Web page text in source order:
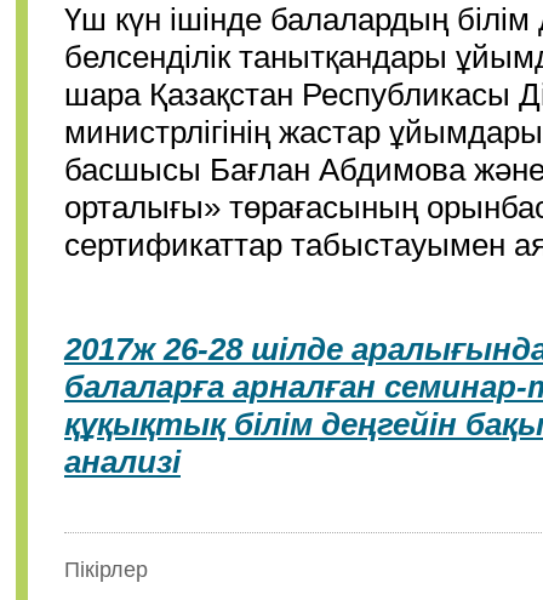
Үш күн ішінде балалардың білім
белсенділік танытқандары
шара Қазақстан Республикасы
министрлігінің жастар
басшысы Бағлан Абдимова
орталығы» төрағасының
сертификаттар табыстауымен
2017ж 26-28 шілде
балаларға арналған
құқықтық білім деңгейін
анализі
Пікірлер